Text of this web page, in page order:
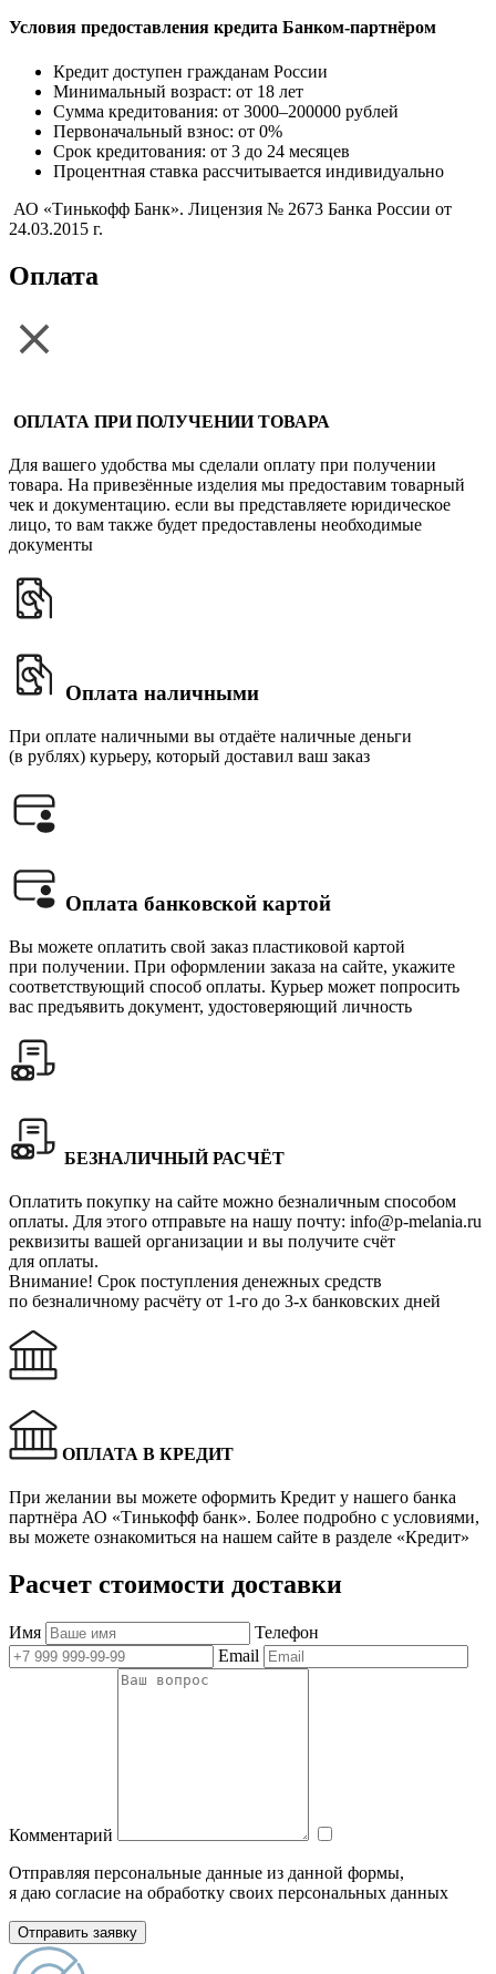
Условия предоставления кредита Банком-партнёром
Кредит доступен гражданам России
Минимальный возраст: от 18 лет
Сумма кредитования: от 3000–200000 рублей
Первоначальный взнос: от 0%
Срок кредитования: от 3 до 24 месяцев
Процентная ставка рассчитывается индивидуально
АО «Тинькофф Банк». Лицензия № 2673 Банка России от
24.03.2015 г.
Оплата
ОПЛАТА ПРИ ПОЛУЧЕНИИ ТОВАРА
Для вашего удобства мы сделали оплату при получении
товара. На привезённые изделия мы предоставим товарный
чек и документацию. если вы представляете юридическое
лицо, то вам также будет предоставлены необходимые
документы
Оплата наличными
При оплате наличными вы отдаёте наличные деньги
(в рублях) курьеру, который доставил ваш заказ
Оплата банковской картой
Вы можете оплатить свой заказ пластиковой картой
при получении. При оформлении заказа на сайте, укажите
соответствующий способ оплаты. Курьер может попросить
вас предъявить документ, удостоверяющий личность
БЕЗНАЛИЧНЫЙ РАСЧЁТ
Оплатить покупку на сайте можно безналичным способом
оплаты. Для этого отправьте на нашу почту: info@p-melania.ru
реквизиты вашей организации и вы получите счёт
для оплаты.
Внимание! Срок поступления денежных средств
по безналичному расчёту от 1-го до 3-х банковских дней
ОПЛАТА В КРЕДИТ
При желании вы можете оформить Кредит у нашего банка
партнёра АО «Тинькофф банк». Более подробно с условиями,
вы можете ознакомиться на нашем сайте в разделе «Кредит»
Расчет стоимости доставки
Имя
Телефон
Email
Комментарий
Отправляя персональные данные из данной формы,
я даю согласие на обработку своих персональных данных
Отправить заявку